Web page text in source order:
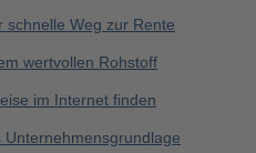
schnelle Weg zur Rente
wertvollen Rohstoff
im Internet finden